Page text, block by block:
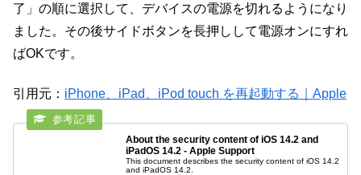
了」の順に選択して、デバイスの電源を切れるようになり
ました。その後サイドボタンを長押しして電源オンにすれ
ばOKです。
引用元： iPhone、iPad、iPod touch を再起動する｜Apple
About the security content of iOS 14.2 and
iPadOS 14.2 - Apple Support
This document describes the security content of iOS 14.2
and iPadOS 14.2.